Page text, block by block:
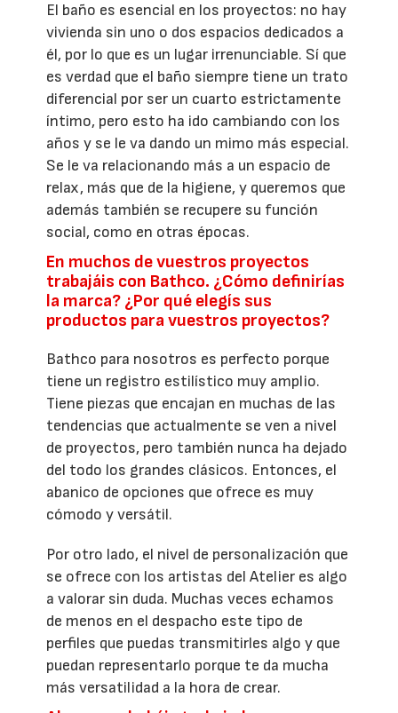
El baño es esencial en los proyectos: no hay
vivienda sin uno o dos espacios dedicados a
él, por lo que es un lugar irrenunciable. Sí que
es verdad que el baño siempre tiene un trato
diferencial por ser un cuarto estrictamente
íntimo, pero esto ha ido cambiando con los
años y se le va dando un mimo más especial.
Se le va relacionando más a un espacio de
relax, más que de la higiene, y queremos que
además también se recupere su función
social, como en otras épocas.
En muchos de vuestros proyectos
trabajáis con Bathco. ¿Cómo definirías
la marca? ¿Por qué elegís sus
productos para vuestros proyectos?
Bathco para nosotros es perfecto porque
tiene un registro estilístico muy amplio.
Tiene piezas que encajan en muchas de las
tendencias que actualmente se ven a nivel
de proyectos, pero también nunca ha dejado
del todo los grandes clásicos. Entonces, el
abanico de opciones que ofrece es muy
cómodo y versátil.
Por otro lado, el nivel de personalización que
se ofrece con los artistas del Atelier es algo
a valorar sin duda. Muchas veces echamos
de menos en el despacho este tipo de
perfiles que puedas transmitirles algo y que
puedan representarlo porque te da mucha
más versatilidad a la hora de crear.